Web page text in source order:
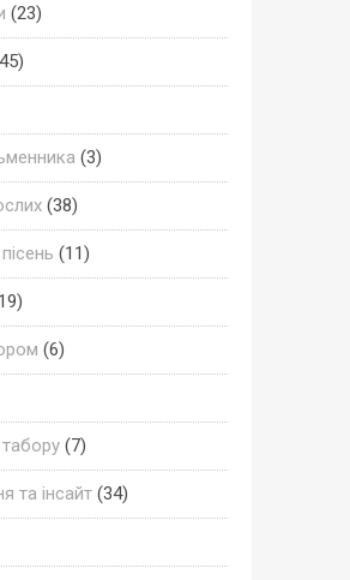
(23)
(3)
(38)
(11)
(6)
табору(7)
та інсайт(34)